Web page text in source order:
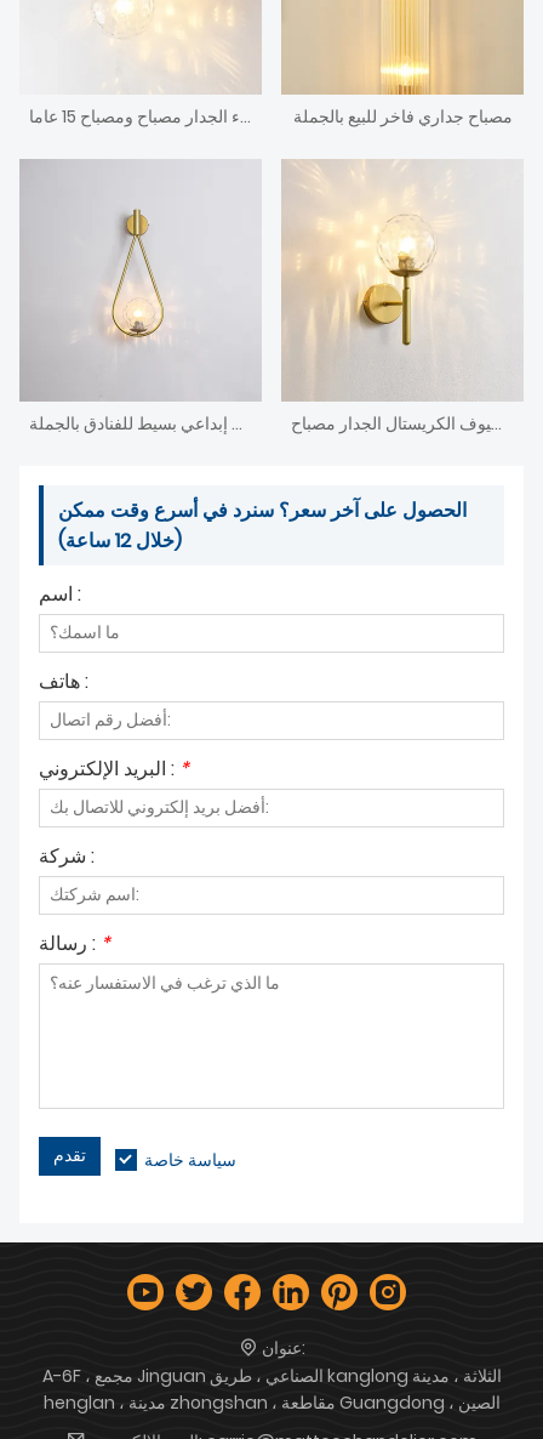
أزياء الجدار مصباح ومصباح 15 عاما مصباح جداري فاخر للبيع بالجملة
مصباح حائط إبداعي بسيط للفنادق بالجملة حار بيع غرفة نوم الضيوف الكريستال الجدار مصباح
الحصول على آخر سعر؟ سنرد في أسرع وقت ممكن
(خلال 12 ساعة)
اسم :
هاتف :
البريد الإلكتروني : *
شركة :
رسالة : *
تقدم سياسة خاصة
عنوان:
A-6F ، مجمع Jinguan الصناعي ، طريق kanglong الثلاثة ، مدينة
henglan ، مدينة zhongshan ، مقاطعة Guangdong ، الصين